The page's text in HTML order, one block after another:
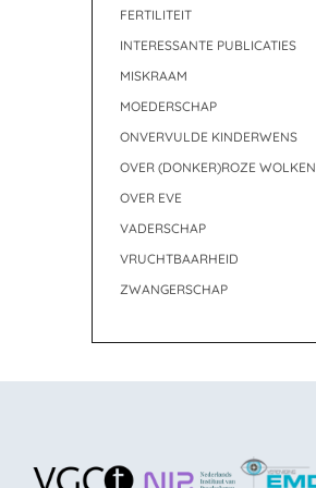
FERTILITEIT
INTERESSANTE PUBLICATIES
MISKRAAM
MOEDERSCHAP
ONVERVULDE KINDERWENS
OVER (DONKER)ROZE WOLKEN
OVER EVE
VADERSCHAP
VRUCHTBAARHEID
ZWANGERSCHAP